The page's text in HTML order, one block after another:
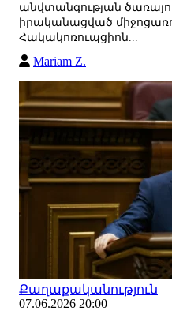
անվտանգության
իրականացված
Հակակոռուպցիոն...
Mariam Z.
Քաղաքականություն
07.06.2026 20:00